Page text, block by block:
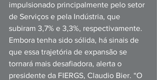
impulsionado principalmente pelo setor
de Serviços e pela Indústria, que
subiram 3,7% e 3,3%, respectivamente.
Embora tenha sido sólida, há sinais de
que essa trajetória de expansão se
tornará mais desafiadora, alerta o
presidente da FIERGS, Claudio Bier. “O